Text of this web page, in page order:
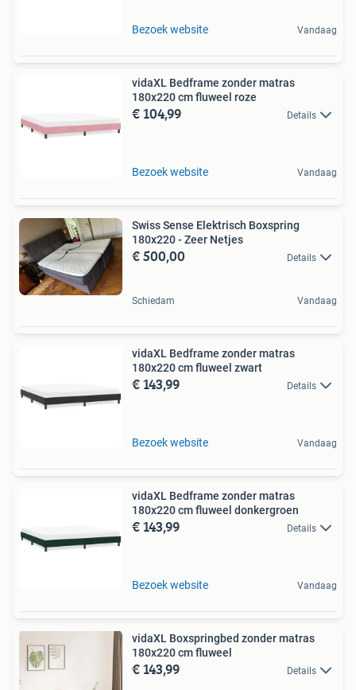
Bezoek website Vandaag
vidaXL Bedframe zonder matras
180x220 cm fluweel roze
€ 104,99 Details
Bezoek website Vandaag
Swiss Sense Elektrisch Boxspring
180x220 - Zeer Netjes
€ 500,00 Details
Schiedam Vandaag
vidaXL Bedframe zonder matras
180x220 cm fluweel zwart
€ 143,99 Details
Bezoek website Vandaag
vidaXL Bedframe zonder matras
180x220 cm fluweel donkergroen
€ 143,99 Details
Bezoek website Vandaag
vidaXL Boxspringbed zonder matras
180x220 cm fluweel
€ 143,99 Details